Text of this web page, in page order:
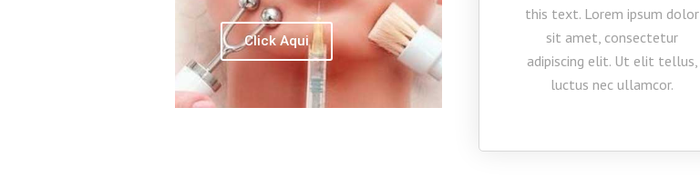
Click Aqui
this text. Lorem ipsum dolor
sit amet, consectetur
adipiscing elit. Ut elit tellus,
luctus nec ullamcor.